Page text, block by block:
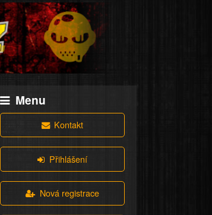
Menu
Kontakt
Přihlášení
Nová registrace